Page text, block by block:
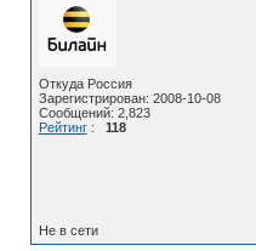
Откуда Россия
Зарегистрирован: 2008-10-08
Сообщений: 2,823
Рейтинг: 118
Не в сети